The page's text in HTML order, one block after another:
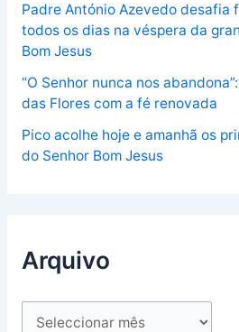
Padre António Azevedo desafia
todos os dias na véspera da
Bom Jesus
“O Senhor nunca nos
das Flores com a fé renovada
Pico acolhe hoje e amanhã os
do Senhor Bom Jesus
Arquivo